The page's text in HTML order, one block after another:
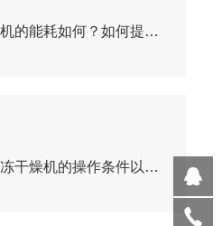
小型真空冷冻干燥机的能耗如何？如何提高其能效性能？
如何优化实验室冷冻干燥机的操作条件以提高产品质量？